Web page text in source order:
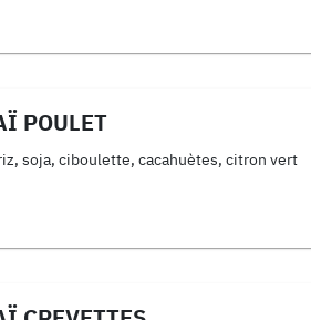
POULET
soja, ciboulette, cacahuètes, citron vert